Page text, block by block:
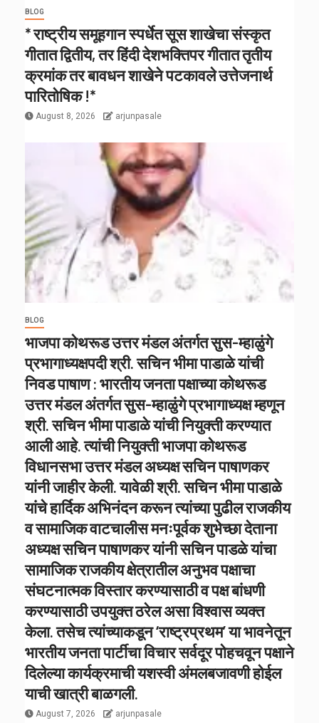
BLOG
* राष्ट्रीय समूहगान स्पर्धेत सूस शाखेचा संस्कृत
गीतात द्वितीय, तर हिंदी देशभक्तिपर गीतात तृतीय
क्रमांक तर बावधन शाखेने पटकावले उत्तेजनार्थ
पारितोषिक !*
August 8, 2026 arjunpasale
BLOG
भाजपा कोथरूड उत्तर मंडल अंतर्गत सुस-म्हाळुंगे
प्रभागाध्यक्षपदी श्री. सचिन भीमा पाडाळे यांची
निवड पाषाण : भारतीय जनता पक्षाच्या कोथरूड
उत्तर मंडल अंतर्गत सुस-म्हाळुंगे प्रभागाध्यक्ष म्हणून
श्री. सचिन भीमा पाडाळे यांची नियुक्ती करण्यात
आली आहे. त्यांची नियुक्ती भाजपा कोथरूड
विधानसभा उत्तर मंडल अध्यक्ष सचिन पाषाणकर
यांनी जाहीर केली. यावेळी श्री. सचिन भीमा पाडाळे
यांचे हार्दिक अभिनंदन करून त्यांच्या पुढील राजकीय
व सामाजिक वाटचालीस मनःपूर्वक शुभेच्छा देताना
अध्यक्ष सचिन पाषाणकर यांनी सचिन पाडळे यांचा
सामाजिक राजकीय क्षेत्रातील अनुभव पक्षाचा
संघटनात्मक विस्तार करण्यासाठी व पक्ष बांधणी
करण्यासाठी उपयुक्त ठरेल असा विश्वास व्यक्त
केला. तसेच त्यांच्याकडून ‘राष्ट्रप्रथम’ या भावनेतून
भारतीय जनता पार्टीचा विचार सर्वदूर पोहचवून पक्षाने
दिलेल्या कार्यक्रमाची यशस्वी अंमलबजावणी होईल
याची खात्री बाळगली.
August 7, 2026 arjunpasale